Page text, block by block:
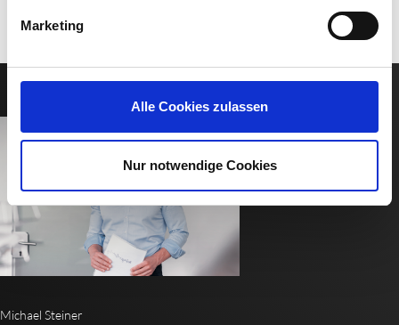
Marketing
Alle Cookies zulassen
Nur notwendige Cookies
Michael Steiner